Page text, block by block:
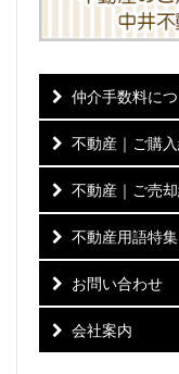
仲介手数料に
不動産｜ご購
不動産｜ご売
不動産用語特集
お問い合わせ
会社案内